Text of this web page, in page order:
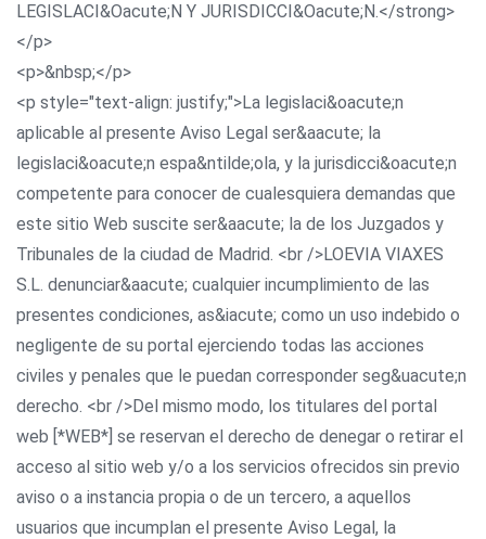
LEGISLACI&Oacute;N Y JURISDICCI&Oacute;N.</strong>
</p>
<p>&nbsp;</p>
<p style="text-align: justify;">La legislaci&oacute;n
aplicable al presente Aviso Legal ser&aacute; la
legislaci&oacute;n espa&ntilde;ola, y la jurisdicci&oacute;n
competente para conocer de cualesquiera demandas que
este sitio Web suscite ser&aacute; la de los Juzgados y
Tribunales de la ciudad de Madrid. <br />LOEVIA VIAXES
S.L. denunciar&aacute; cualquier incumplimiento de las
presentes condiciones, as&iacute; como un uso indebido o
negligente de su portal ejerciendo todas las acciones
civiles y penales que le puedan corresponder seg&uacute;n
derecho. <br />Del mismo modo, los titulares del portal
web [*WEB*] se reservan el derecho de denegar o retirar el
acceso al sitio web y/o a los servicios ofrecidos sin previo
aviso o a instancia propia o de un tercero, a aquellos
usuarios que incumplan el presente Aviso Legal, la